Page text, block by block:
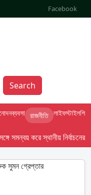
Facebook
Search
ব্যবসা রাজনীতি লাইফস্টাইলশিক্ষা
সমন্বয় করে স্থানীয় নির্বাচনের